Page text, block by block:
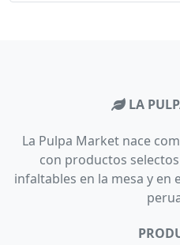
LA
La Pulpa Market nace
con productos
infaltables en la mesa y